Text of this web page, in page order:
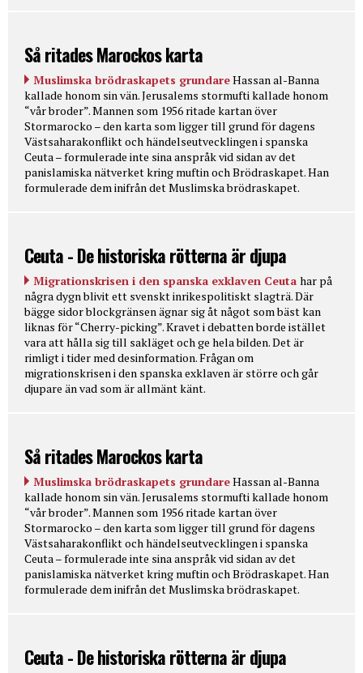
Så ritades Marockos karta
Muslimska brödraskapets grundareHassan al-Banna
kallade honom sin vän. Jerusalems stormufti kallade honom
“vår broder”. Mannen som 1956 ritade kartan över
Stormarocko – den karta som ligger till grund för dagens
Västsaharakonflikt och händelseutvecklingen i spanska
Ceuta – formulerade inte sina anspråk vid sidan av det
panislamiska nätverket kring muftin och Brödraskapet. Han
formulerade dem inifrån det Muslimska brödraskapet.
Ceuta - De historiska rötterna är djupa
Migrationskrisen i den spanska exklaven Ceuta har på
några dygn blivit ett svenskt inrikespolitiskt slagträ. Där
bägge sidor blockgränsen ägnar sig åt något som bäst kan
liknas för “Cherry-picking”. Kravet i debatten borde istället
vara att hålla sig till sakläget och ge hela bilden. Det är
rimligt i tider med desinformation. Frågan om
migrationskrisen i den spanska exklaven är större och går
djupare än vad som är allmänt känt.
Så ritades Marockos karta
Muslimska brödraskapets grundareHassan al-Banna
kallade honom sin vän. Jerusalems stormufti kallade honom
“vår broder”. Mannen som 1956 ritade kartan över
Stormarocko – den karta som ligger till grund för dagens
Västsaharakonflikt och händelseutvecklingen i spanska
Ceuta – formulerade inte sina anspråk vid sidan av det
panislamiska nätverket kring muftin och Brödraskapet. Han
formulerade dem inifrån det Muslimska brödraskapet.
Ceuta - De historiska rötterna är djupa